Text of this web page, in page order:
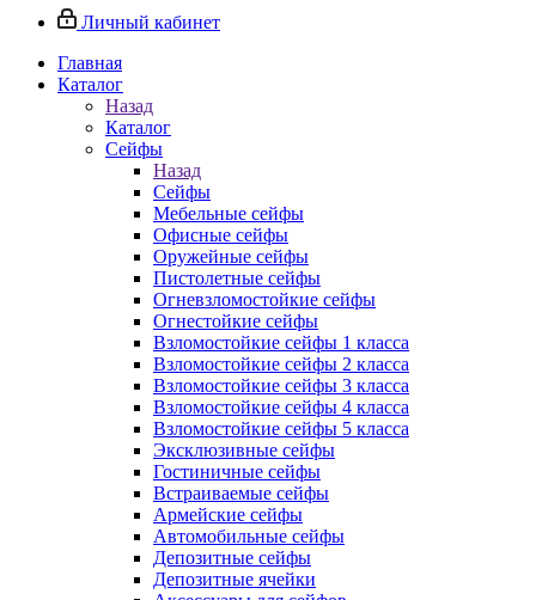
Личный кабинет
Главная
Каталог
Назад
Каталог
Сейфы
Назад
Сейфы
Мебельные сейфы
Офисные сейфы
Оружейные сейфы
Пистолетные сейфы
Огневзломостойкие сейфы
Огнестойкие сейфы
Взломостойкие сейфы 1 класса
Взломостойкие сейфы 2 класса
Взломостойкие сейфы 3 класса
Взломостойкие сейфы 4 класса
Взломостойкие сейфы 5 класса
Эксклюзивные сейфы
Гостиничные сейфы
Встраиваемые сейфы
Армейские сейфы
Автомобильные сейфы
Депозитные сейфы
Депозитные ячейки